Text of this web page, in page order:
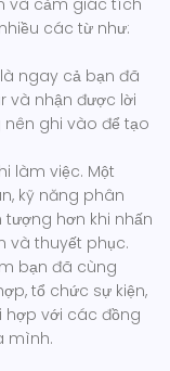
và cảm giác tích
các từ như:
ngay cả bạn đã
và nhận được lời
ghi vào để tạo
làm việc. Một
kỹ năng phân
hơn khi nhấn
và thuyết phục.
bạn đã cùng
tổ chức sự kiện,
hợp với các đồng
mình.